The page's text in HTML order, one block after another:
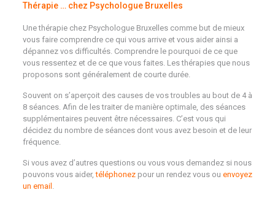
Thérapie … chez Psychologue Bruxelles
Une thérapie chez Psychologue Bruxelles comme but de mieux
vous faire comprendre ce qui vous arrive et vous aider ainsi a
dépannez vos difficultés. Comprendre le pourquoi de ce que
vous ressentez et de ce que vous faites. Les thérapies que nous
proposons sont généralement de courte durée.
Souvent on s’aperçoit des causes de vos troubles au bout de 4 à
8 séances. Afin de les traiter de manière optimale, des séances
supplémentaires peuvent être nécessaires. C’est vous qui
décidez du nombre de séances dont vous avez besoin et de leur
fréquence.
Si vous avez d’autres questions ou vous vous demandez si nous
pouvons vous aider,téléphonez pour un rendez vous ou envoyez
un email .